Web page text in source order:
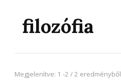
filozófia
Megjelenítve: 1 -2 / 2 eredményből